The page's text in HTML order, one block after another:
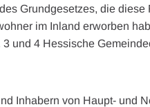
Grundgesetzes, die
im Inland erworben
3 und 4 Hessische
Inhabern von Haupt- und